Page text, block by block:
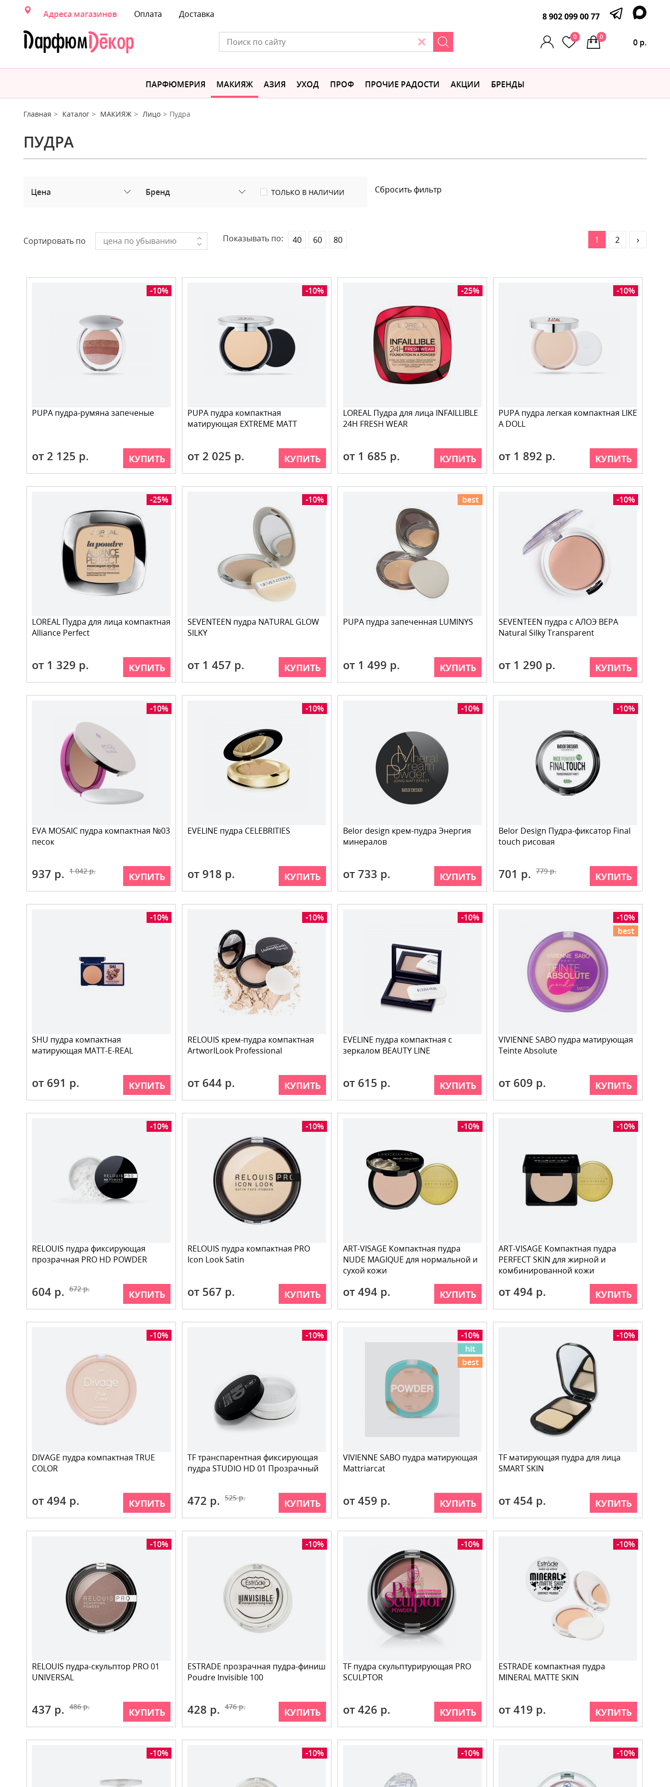
Адреса магазинов Оплата Доставка 8 902 099 00 77
0
0 р.
0
ПАРФЮМЕРИЯ МАКИЯЖ АЗИЯ УХОД ПРОФ ПРОЧИЕ РАДОСТИ АКЦИИ БРЕНДЫ
Главная Каталог МАКИЯЖ Лицо Пудра
ПУДРА
Цена Бренд ТОЛЬКО В НАЛИЧИИ Сбросить фильтр
Сортировать по цена по убыванию Показывать по: 40 60 80 1 2 ›
-10%
PUPA пудра-румяна запеченые
от 2 125 р. КУПИТЬ
-10%
PUPA пудра компактная
матирующая EXTREME MATT
от 2 025 р. КУПИТЬ
-25%
LOREAL Пудра для лица INFAILLIBLE
24H FRESH WEAR
от 1 685 р. КУПИТЬ
-10%
PUPA пудра легкая компактная LIKE
A DOLL
от 1 892 р. КУПИТЬ
-25%
LOREAL Пудра для лица компактная
Alliance Perfect
от 1 329 р. КУПИТЬ
-10%
SEVENTEEN пудра NATURAL GLOW
SILKY
от 1 457 р. КУПИТЬ
best
PUPA пудра запеченная LUMINYS
от 1 499 р. КУПИТЬ
-10%
SEVENTEEN пудра с АЛОЭ ВЕРА
Natural Silky Transparent
от 1 290 р. КУПИТЬ
-10%
EVA MOSAIC пудра компактная №03
песок
937 р. 1 042 р. КУПИТЬ
-10%
EVELINE пудра CELEBRITIES
от 918 р. КУПИТЬ
-10%
Belor design крем-пудра Энергия
минералов
от 733 р. КУПИТЬ
-10%
Belor Design Пудра-фиксатор Final
touch рисовая
701 р. 779 р. КУПИТЬ
-10%
SHU пудра компактная
матирующая MATT-E-REAL
от 691 р. КУПИТЬ
-10%
RELOUIS крем-пудра компактная
ArtworlLook Professional
от 644 р. КУПИТЬ
-10%
EVELINE пудра компактная с
зеркалом BEAUTY LINE
от 615 р. КУПИТЬ
-10%
best
VIVIENNE SABO пудра матирующая
Teinte Absolute
от 609 р. КУПИТЬ
-10%
RELOUIS пудра фиксирующая
прозрачная PRO HD POWDER
604 р. 672 р. КУПИТЬ
-10%
RELOUIS пудра компактная PRO
Icon Look Satin
от 567 р. КУПИТЬ
-10%
ART-VISAGE Компактная пудра
NUDE MAGIQUE для нормальной и
сухой кожи
от 494 р. КУПИТЬ
-10%
ART-VISAGE Компактная пудра
PERFECT SKIN для жирной и
комбинированной кожи
от 494 р. КУПИТЬ
-10%
DIVAGE пудра компактная TRUE
COLOR
от 494 р. КУПИТЬ
-10%
TF транспарентная фиксирующая
пудра STUDIO HD 01 Прозрачный
472 р. 525 р. КУПИТЬ
-10%
hit
best
VIVIENNE SABO пудра матирующая
Mattriarcat
от 459 р. КУПИТЬ
-10%
TF матирующая пудра для лица
SMART SKIN
от 454 р. КУПИТЬ
-10%
RELOUIS пудра-скульптор PRO 01
UNIVERSAL
437 р. 486 р. КУПИТЬ
-10%
ESTRADE прозрачная пудра-финиш
Poudre Invisible 100
428 р. 476 р. КУПИТЬ
-10%
TF пудра скульптурирующая PRO
SCULPTOR
от 426 р. КУПИТЬ
-10%
ESTRADE компактная пудра
MINERAL MATTE SKIN
от 419 р. КУПИТЬ
-10% -10% -10% -10%